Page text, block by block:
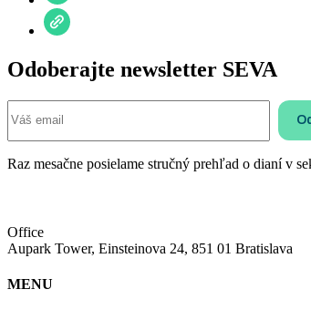
Odoberajte newsletter SEVA
Raz mesačne posielame stručný prehľad o dianí v
Office
Aupark Tower, Einsteinova 24, 851 01 Bratislava
MENU